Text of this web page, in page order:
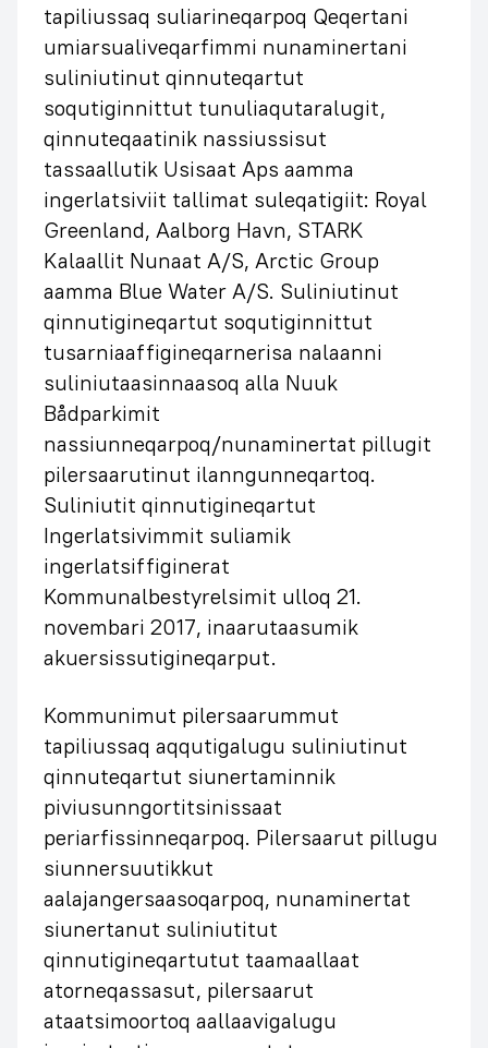
tapiliussaq suliarineqarpoq Qeqertani
umiarsualiveqarfimmi nunaminertani
suliniutinut qinnuteqartut
soqutiginnittut tunuliaqutaralugit,
qinnuteqaatinik nassiussisut
tassaallutik Usisaat Aps aamma
ingerlatsiviit tallimat suleqatigiit: Royal
Greenland, Aalborg Havn, STARK
Kalaallit Nunaat A/S, Arctic Group
aamma Blue Water A/S. Suliniutinut
qinnutigineqartut soqutiginnittut
tusarniaaffigineqarnerisa nalaanni
suliniutaasinnaasoq alla Nuuk
Bådparkimit
nassiunneqarpoq/nunaminertat pillugit
pilersaarutinut ilanngunneqartoq.
Suliniutit qinnutigineqartut
Ingerlatsivimmit suliamik
ingerlatsiffiginerat
Kommunalbestyrelsimit ulloq 21.
novembari 2017, inaarutaasumik
akuersissutigineqarput.
Kommunimut pilersaarummut
tapiliussaq aqqutigalugu suliniutinut
qinnuteqartut siunertaminnik
piviusunngortitsinissaat
periarfissinneqarpoq. Pilersaarut pillugu
siunnersuutikkut
aalajangersaasoqarpoq, nunaminertat
siunertanut suliniutitut
qinnutigineqartutut taamaallaat
atorneqassasut, pilersaarut
ataatsimoortoq aallaavigalugu